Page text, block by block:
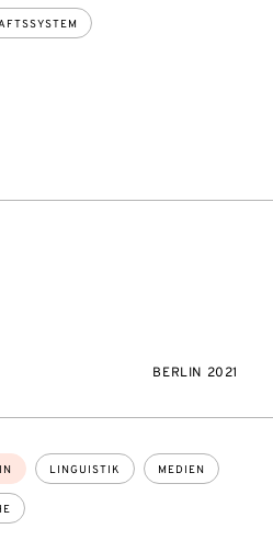
BERLIN 2021
LINGUISTIK MEDIEN